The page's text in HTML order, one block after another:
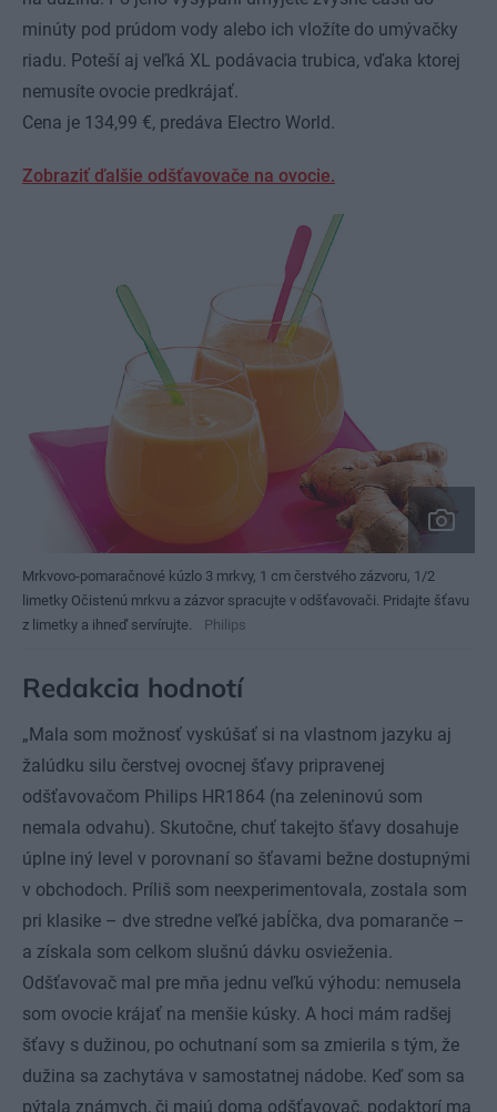
minúty pod prúdom vody alebo ich vložíte do umývačky
riadu. Poteší aj veľká XL podávacia trubica, vďaka ktorej
nemusíte ovocie predkrájať.
Cena je 134,99 €, predáva Electro World.
Zobraziť ďalšie odšťavovače na ovocie.
Mrkvovo-pomaračnové kúzlo 3 mrkvy, 1 cm čerstvého zázvoru, 1/2
limetky Očistenú mrkvu a zázvor spracujte v odšťavovači. Pridajte šťavu
z limetky a ihneď servírujte.
Philips
Redakcia hodnotí
„Mala som možnosť vyskúšať si na vlastnom jazyku aj
žalúdku silu čerstvej ovocnej šťavy pripravenej
odšťavovačom Philips HR1864 (na zeleninovú som
nemala odvahu). Skutočne, chuť takejto šťavy dosahuje
úplne iný level v porovnaní so šťavami bežne dostupnými
v obchodoch. Príliš som neexperimentovala, zostala som
pri klasike – dve stredne veľké jabĺčka, dva pomaranče –
a získala som celkom slušnú dávku osvieženia.
Odšťavovač mal pre mňa jednu veľkú výhodu: nemusela
som ovocie krájať na menšie kúsky. A hoci mám radšej
šťavy s dužinou, po ochutnaní som sa zmierila s tým, že
dužina sa zachytáva v samostatnej nádobe. Keď som sa
pýtala známych, či majú doma odšťavovač, podaktorí ma